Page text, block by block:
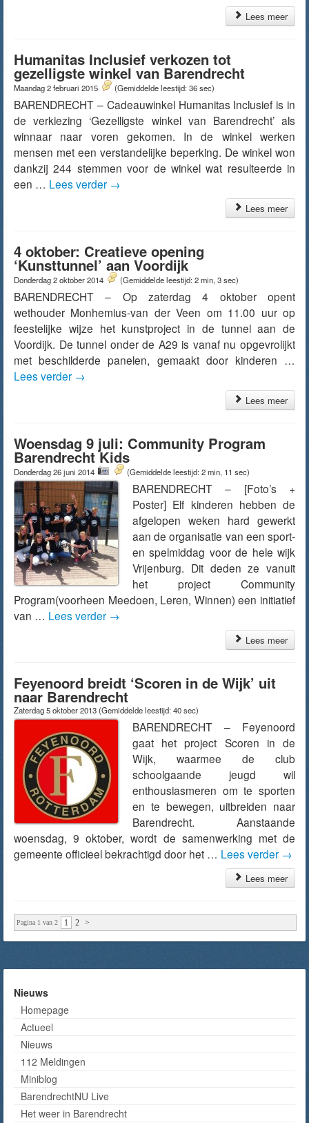
Lees meer
Humanitas Inclusief verkozen tot
gezelligste winkel van Barendrecht
Maandag 2 februari 2015 (Gemiddelde leestijd: 36 sec)
BARENDRECHT – Cadeauwinkel Humanitas Inclusief is in
de verkiezing ‘Gezelligste winkel van Barendrecht’ als
winnaar naar voren gekomen. In de winkel werken
mensen met een verstandelijke beperking. De winkel won
dankzij 244 stemmen voor de winkel wat resulteerde in
een … Lees verder →
Lees meer
4 oktober: Creatieve opening
‘Kunsttunnel’ aan Voordijk
Donderdag 2 oktober 2014 (Gemiddelde leestijd: 2 min, 3 sec)
BARENDRECHT – Op zaterdag 4 oktober opent
wethouder Monhemius-van der Veen om 11.00 uur op
feestelijke wijze het kunstproject in de tunnel aan de
Voordijk. De tunnel onder de A29 is vanaf nu opgevrolijkt
met beschilderde panelen, gemaakt door kinderen …
Lees verder →
Lees meer
Woensdag 9 juli: Community Program
Barendrecht Kids
Donderdag 26 juni 2014 (Gemiddelde leestijd: 2 min, 11 sec)
BARENDRECHT – [Foto’s +
Poster] Elf kinderen hebben de
afgelopen weken hard gewerkt
aan de organisatie van een sport-
en spelmiddag voor de hele wijk
Vrijenburg. Dit deden ze vanuit
het project Community
Program(voorheen Meedoen, Leren, Winnen) een initiatief
van … Lees verder →
Lees meer
Feyenoord breidt ‘Scoren in de Wijk’ uit
naar Barendrecht
Zaterdag 5 oktober 2013(Gemiddelde leestijd: 40 sec)
BARENDRECHT – Feyenoord
gaat het project Scoren in de
Wijk, waarmee de club
schoolgaande jeugd wil
enthousiasmeren om te sporten
en te bewegen, uitbreiden naar
Barendrecht. Aanstaande
woensdag, 9 oktober, wordt de samenwerking met de
gemeente officieel bekrachtigd door het … Lees verder →
Lees meer
Pagina 1 van 2 1 2 >
Nieuws
Homepage
Actueel
Nieuws
112 Meldingen
Miniblog
BarendrechtNU Live
Het weer in Barendrecht